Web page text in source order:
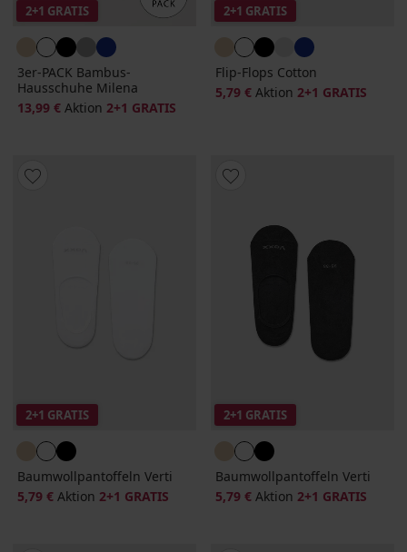
2+1 GRATIS
3er-PACK Bambus-
Hausschuhe Milena
13,99 € Aktion 2+1 GRATIS
2+1 GRATIS
Flip-Flops Cotton
5,79 € Aktion 2+1 GRATIS
2+1 GRATIS
Baumwollpantoffeln Verti
5,79 € Aktion 2+1 GRATIS
2+1 GRATIS
Baumwollpantoffeln Verti
5,79 € Aktion 2+1 GRATIS